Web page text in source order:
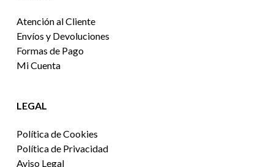
Atención al Cliente
Envíos y Devoluciones
Formas de Pago
Mi Cuenta
LEGAL
Política de Cookies
Política de Privacidad
Aviso Legal